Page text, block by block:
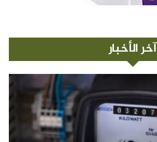
آخر الأخبار